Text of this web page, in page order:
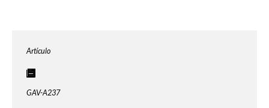
Artículo
GAV-A237